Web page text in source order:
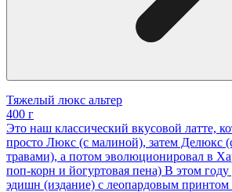
Тяжелый люкс альтер
400 г
Это наш классический вкусовой латте,
просто Люкс (с малиной), затем Делюкс
травами), а потом эволюционировал в
поп-корн и йогуртовая пена) В этом
эдишн (издание) с леопардовым принтом